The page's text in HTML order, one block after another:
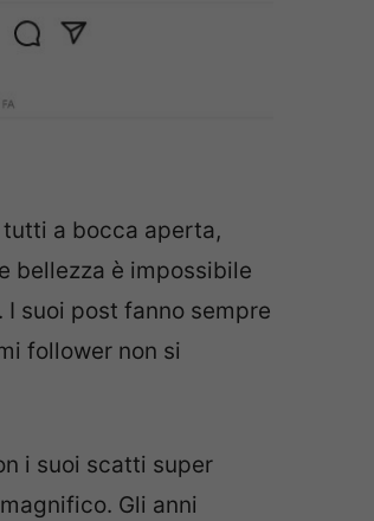
a bocca aperta,
bellezza è impossibile
suoi post fanno sempre
follower non si
i suoi scatti super
Gli anni